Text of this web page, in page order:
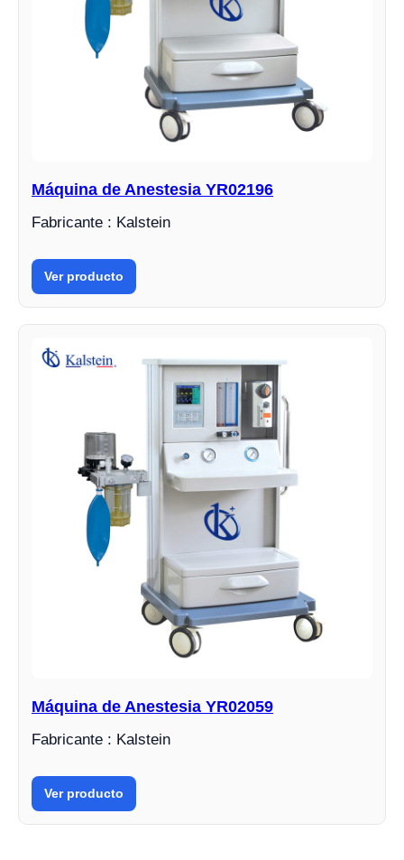
Máquina de Anestesia YR02196
Fabricante : Kalstein
Ver producto
Máquina de Anestesia YR02059
Fabricante : Kalstein
Ver producto